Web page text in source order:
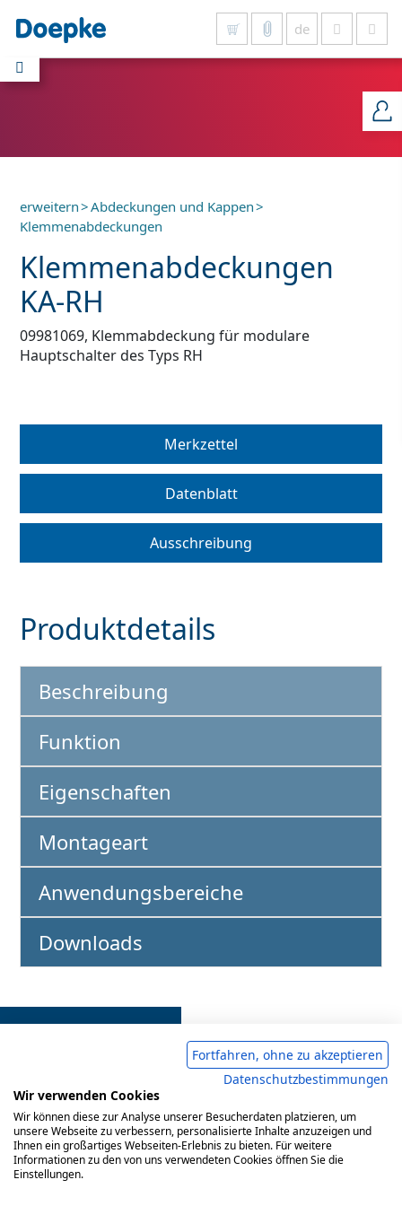
de
erweitern>Abdeckungen und Kappen>
Klemmenabdeckungen
Klemmenabdeckungen
KA-RH
09981069, Klemmabdeckung für modulare
Hauptschalter des Typs RH
Merkzettel
Datenblatt
Ausschreibung
Produktdetails
Beschreibung
Funktion
Eigenschaften
Montageart
Anwendungsbereiche
Downloads
Impressum AGB Datenschutzerklärung
Fortfahren, ohne zu akzeptieren
Datenschutzbestimmungen
Wir verwenden Cookies
Wir können diese zur Analyse unserer Besucherdaten platzieren, um
unsere Webseite zu verbessern, personalisierte Inhalte anzuzeigen und
Ihnen ein großartiges Webseiten-Erlebnis zu bieten. Für weitere
Informationen zu den von uns verwendeten Cookies öffnen Sie die
Einstellungen.